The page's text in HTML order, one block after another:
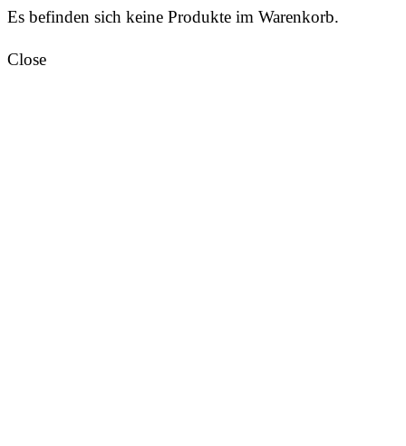
Es befinden sich keine Produkte im Warenkorb.
Close